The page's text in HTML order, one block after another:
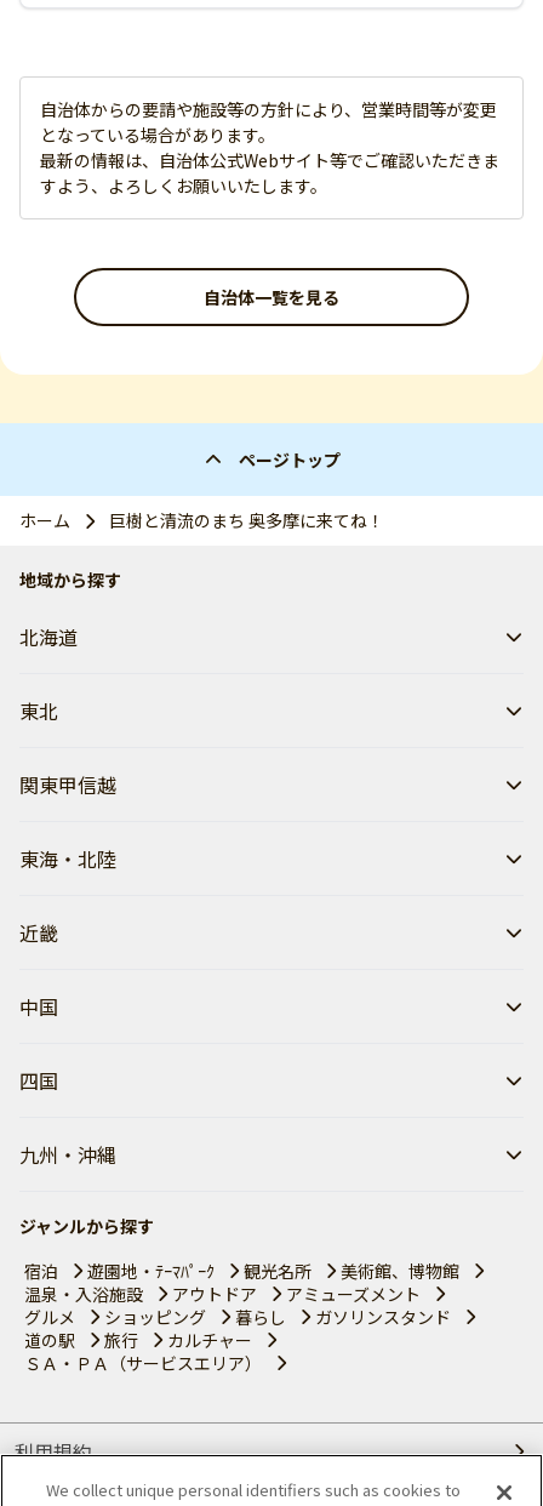
自治体からの要請や施設等の方針により、営業時間等が変更
となっている場合があります。
最新の情報は、自治体公式Webサイト等でご確認いただきま
すよう、よろしくお願いいたします。
自治体一覧を見る
ページトップ
ホーム 巨樹と清流のまち 奥多摩に来てね！
地域から探す
北海道
東北
関東甲信越
東海・北陸
近畿
中国
四国
九州・沖縄
ジャンルから探す
宿泊
遊園地・ﾃｰﾏﾊﾟｰｸ 観光名所
美術館、博物館
温泉・入浴施設
アウトドア
アミューズメント
グルメ
ショッピング 暮らし
ガソリンスタンド
道の駅
旅行
カルチャー
ＳＡ・ＰＡ（サービスエリア）
利用規約
We collect unique personal identifiers such as cookies to